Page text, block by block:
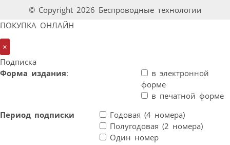
© Copyright 2026 Беспроводные технологии
ПОКУПКА ОНЛАЙН
×
Подписка
Форма издания:
в электронной
форме
в печатной форме
Период подписки
Годовая (4 номера)
Полугодовая (2 номера)
Один номер